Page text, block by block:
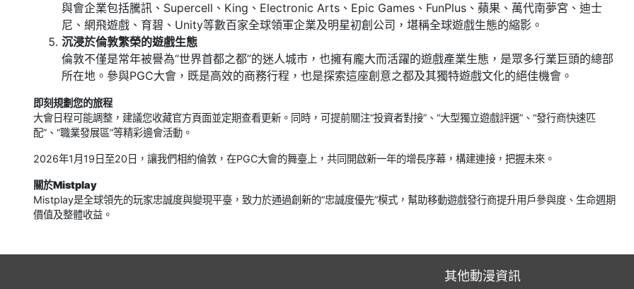
與會企業包括騰訊、Supercell、King、Electronic Arts、Epic Games、FunPlus、蘋果、萬代南夢宮、迪士
尼、網飛遊戲、育碧、Unity等數百家全球領軍企業及明星初創公司，堪稱全球遊戲生態的縮影。
沉浸於倫敦繁榮的遊戲生態
倫敦不僅是常年被譽為“世界首都之都”的迷人城市，也擁有龐大而活躍的遊戲產業生態，是眾多行業巨頭的總部
所在地。參與PGC大會，既是高效的商務行程，也是探索這座創意之都及其獨特遊戲文化的絕佳機會。
即刻規劃您的旅程
大會日程可能調整，建議您收藏官方頁面並定期查看更新。同時，可提前關注“投資者對接”、“大型獨立遊戲評選”、“發行商快速匹
配”、“職業發展區”等精彩邊會活動。
2026年1月19日至20日，讓我們相約倫敦，在PGC大會的舞臺上，共同開啟新一年的增長序幕，構建連接，把握未來。
關於Mistplay
Mistplay是全球領先的玩家忠誠度與變現平臺，致力於通過創新的“忠誠度優先”模式，幫助移動遊戲發行商提升用戶參與度、生命週期
價值及整體收益。
其他動漫資訊